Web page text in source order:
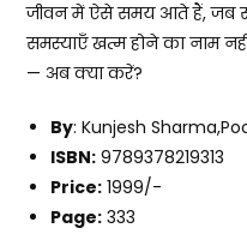
जीवन में ऐसे समय आते हैं, जब
समस्याएँ खत्म होने का नाम
— अब क्या करें?
By: Kunjesh
ISBN: 9789378219313
Price: 1999/-
Page: 333